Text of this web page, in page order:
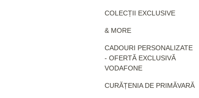
COLECȚII EXCLUSIVE
& MORE
CADOURI PERSONALIZATE
- OFERTĂ EXCLUSIVĂ
VODAFONE
CURĂȚENIA DE PRIMĂVARĂ